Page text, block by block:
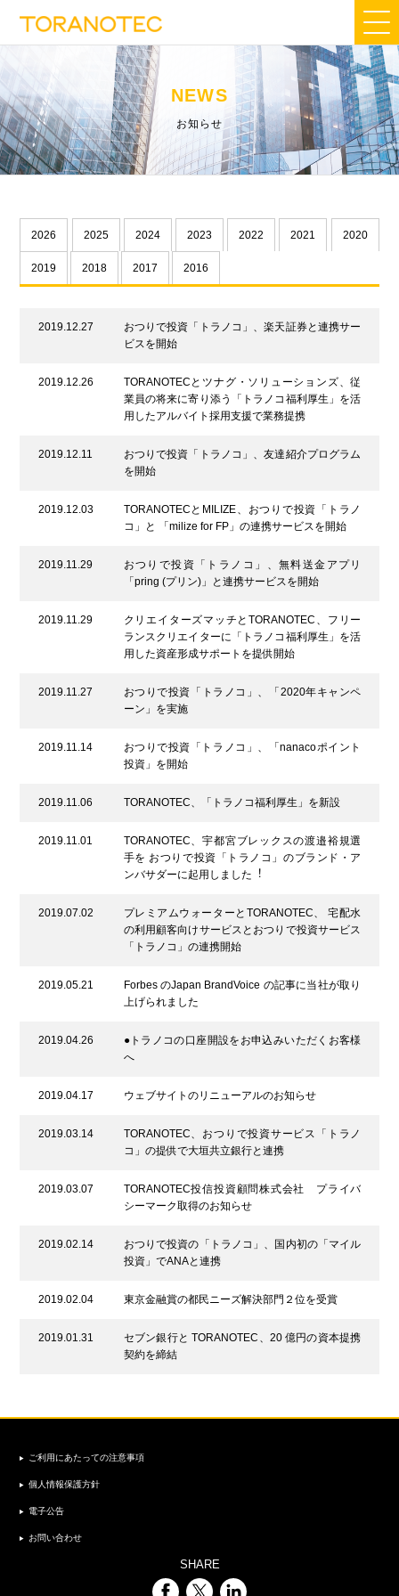
NEWS
お知らせ
2026 2025 2024 2023 2022 2021 2020
2019 2018 2017 2016
2019.12.27
おつりで投資「トラノコ」、楽天証券と連携サー
ビスを開始
2019.12.26
TORANOTECとツナグ・ソリューションズ、従
業員の将来に寄り添う「トラノコ福利厚生」を活
用したアルバイト採用支援で業務提携
2019.12.11
おつりで投資「トラノコ」、友達紹介プログラム
を開始
2019.12.03
TORANOTECとMILIZE、おつりで投資「トラノ
コ」と 「milize for FP」の連携サービスを開始
2019.11.29
おつりで投資「トラノコ」、無料送金アプリ
「pring (プリン)」と連携サービスを開始
2019.11.29
クリエイターズマッチとTORANOTEC、フリー
ランスクリエイターに「トラノコ福利厚生」を活
用した資産形成サポートを提供開始
2019.11.27
おつりで投資「トラノコ」、「2020年キャンペ
ーン」を実施
2019.11.14
おつりで投資「トラノコ」、「nanacoポイント
投資」を開始
2019.11.06 TORANOTEC、「トラノコ福利厚生」を新設
2019.11.01
TORANOTEC、宇都宮ブレックスの渡邉裕規選
⼿を おつりで投資「トラノコ」のブランド・ア
ンバサダーに起⽤しました︕
2019.07.02
プレミアムウォーターとTORANOTEC、 宅配⽔
の利⽤顧客向けサービスとおつりで投資サービス
「トラノコ」の連携開始
2019.05.21
Forbes のJapan BrandVoice の記事に当社が取り
上げられました
2019.04.26
●トラノコの口座開設をお申込みいただくお客様
へ
2019.04.17 ウェブサイトのリニューアルのお知らせ
2019.03.14
TORANOTEC、おつりで投資サービス「トラノ
コ」の提供で大垣共立銀行と連携
2019.03.07
TORANOTEC投信投資顧問株式会社 プライバ
シーマーク取得のお知らせ
2019.02.14
おつりで投資の「トラノコ」、国内初の「マイル
投資」でANAと連携
2019.02.04 東京金融賞の都民ニーズ解決部門２位を受賞
2019.01.31
セブン銀行と TORANOTEC、20 億円の資本提携
契約を締結
ご利用にあたっての注意事項
個人情報保護方針
電子公告
お問い合わせ
SHARE